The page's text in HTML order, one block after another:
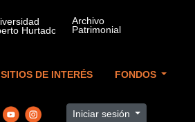
SITIOS DE INTERÉS FONDOS
Iniciar sesión